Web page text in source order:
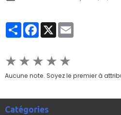
PartagerFacebook
X
★★★★★
Aucune note. Soyez le premier à
Catégories